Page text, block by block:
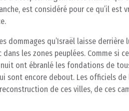
est considéré pour ce qu’il est
dommages qu’Israël laisse derrière
les zones peuplées. Comme si
ont ébranlé les fondations de
sont encore debout. Les officiels de
de ces villes, de ces